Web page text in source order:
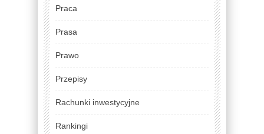
Praca
Prasa
Prawo
Przepisy
Rachunki inwestycyjne
Rankingi